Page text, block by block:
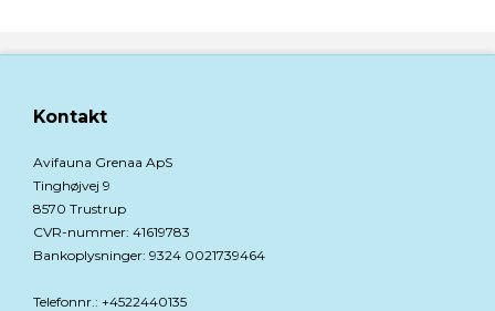
Kontakt
Avifauna Grenaa ApS
Tinghøjvej 9
8570 Trustrup
CVR-nummer: 41619783
Bankoplysninger: 9324 0021739464
Telefonnr. : +4522440135